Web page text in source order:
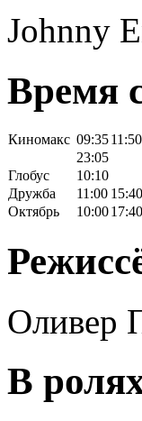
Johnny
Время
Киномакс 09:3511:50
23:05
Глобус
10:10
Дружба
11:00 15:40
Октябрь
10:0017:40
Оливер
В